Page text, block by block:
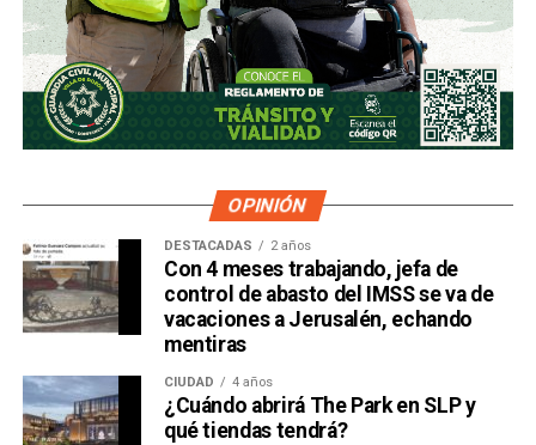
OPINIÓN
DESTACADAS 2 años
Con 4 meses trabajando, jefa de
control de abasto del IMSS se va de
vacaciones a Jerusalén, echando
mentiras
CIUDAD 4 años
¿Cuándo abrirá The Park en SLP y
qué tiendas tendrá?